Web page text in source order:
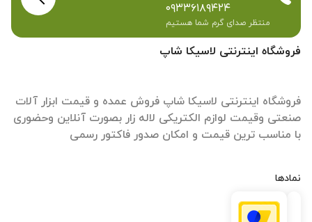
فروشگاه اینترنتی لاسیکا شاپ
فروشگاه اینترنتی لاسیکا شاپ فروش عمده و قیمت ابزار آلات
صنعتی وقیمت لوازم الکتریکی لاله زار بصورت آنلاین وحضوری
با مناسب ترین قیمت و امکان صدور فاکتور رسمی
نمادها
۰۹۳۳۶۱۸۹۴۲۴
منتظر صدای گرم شما هستیم